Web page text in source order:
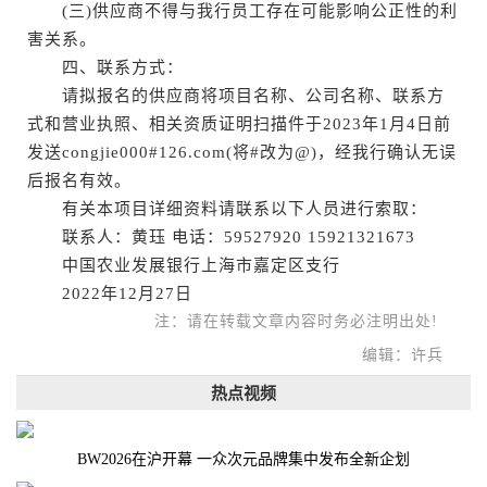
(三)供应商不得与我行员工存在可能影响公正性的利
害关系。
四、联系方式：
请拟报名的供应商将项目名称、公司名称、联系方
式和营业执照、相关资质证明扫描件于2023年1月4日前
发送congjie000#126.com(将#改为@)，经我行确认无误
后报名有效。
有关本项目详细资料请联系以下人员进行索取：
联系人：黄珏 电话：59527920 15921321673
中国农业发展银行上海市嘉定区支行
2022年12月27日
注：请在转载文章内容时务必注明出处!
编辑：许兵
热点视频
BW2026在沪开幕 一众次元品牌集中发布全新企划